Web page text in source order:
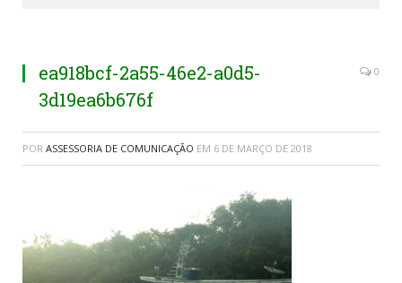
ea918bcf-2a55-46e2-a0d5-
3d19ea6b676f
0
POR ASSESSORIA DE COMUNICAÇÃO EM 6 DE MARÇO DE 2018